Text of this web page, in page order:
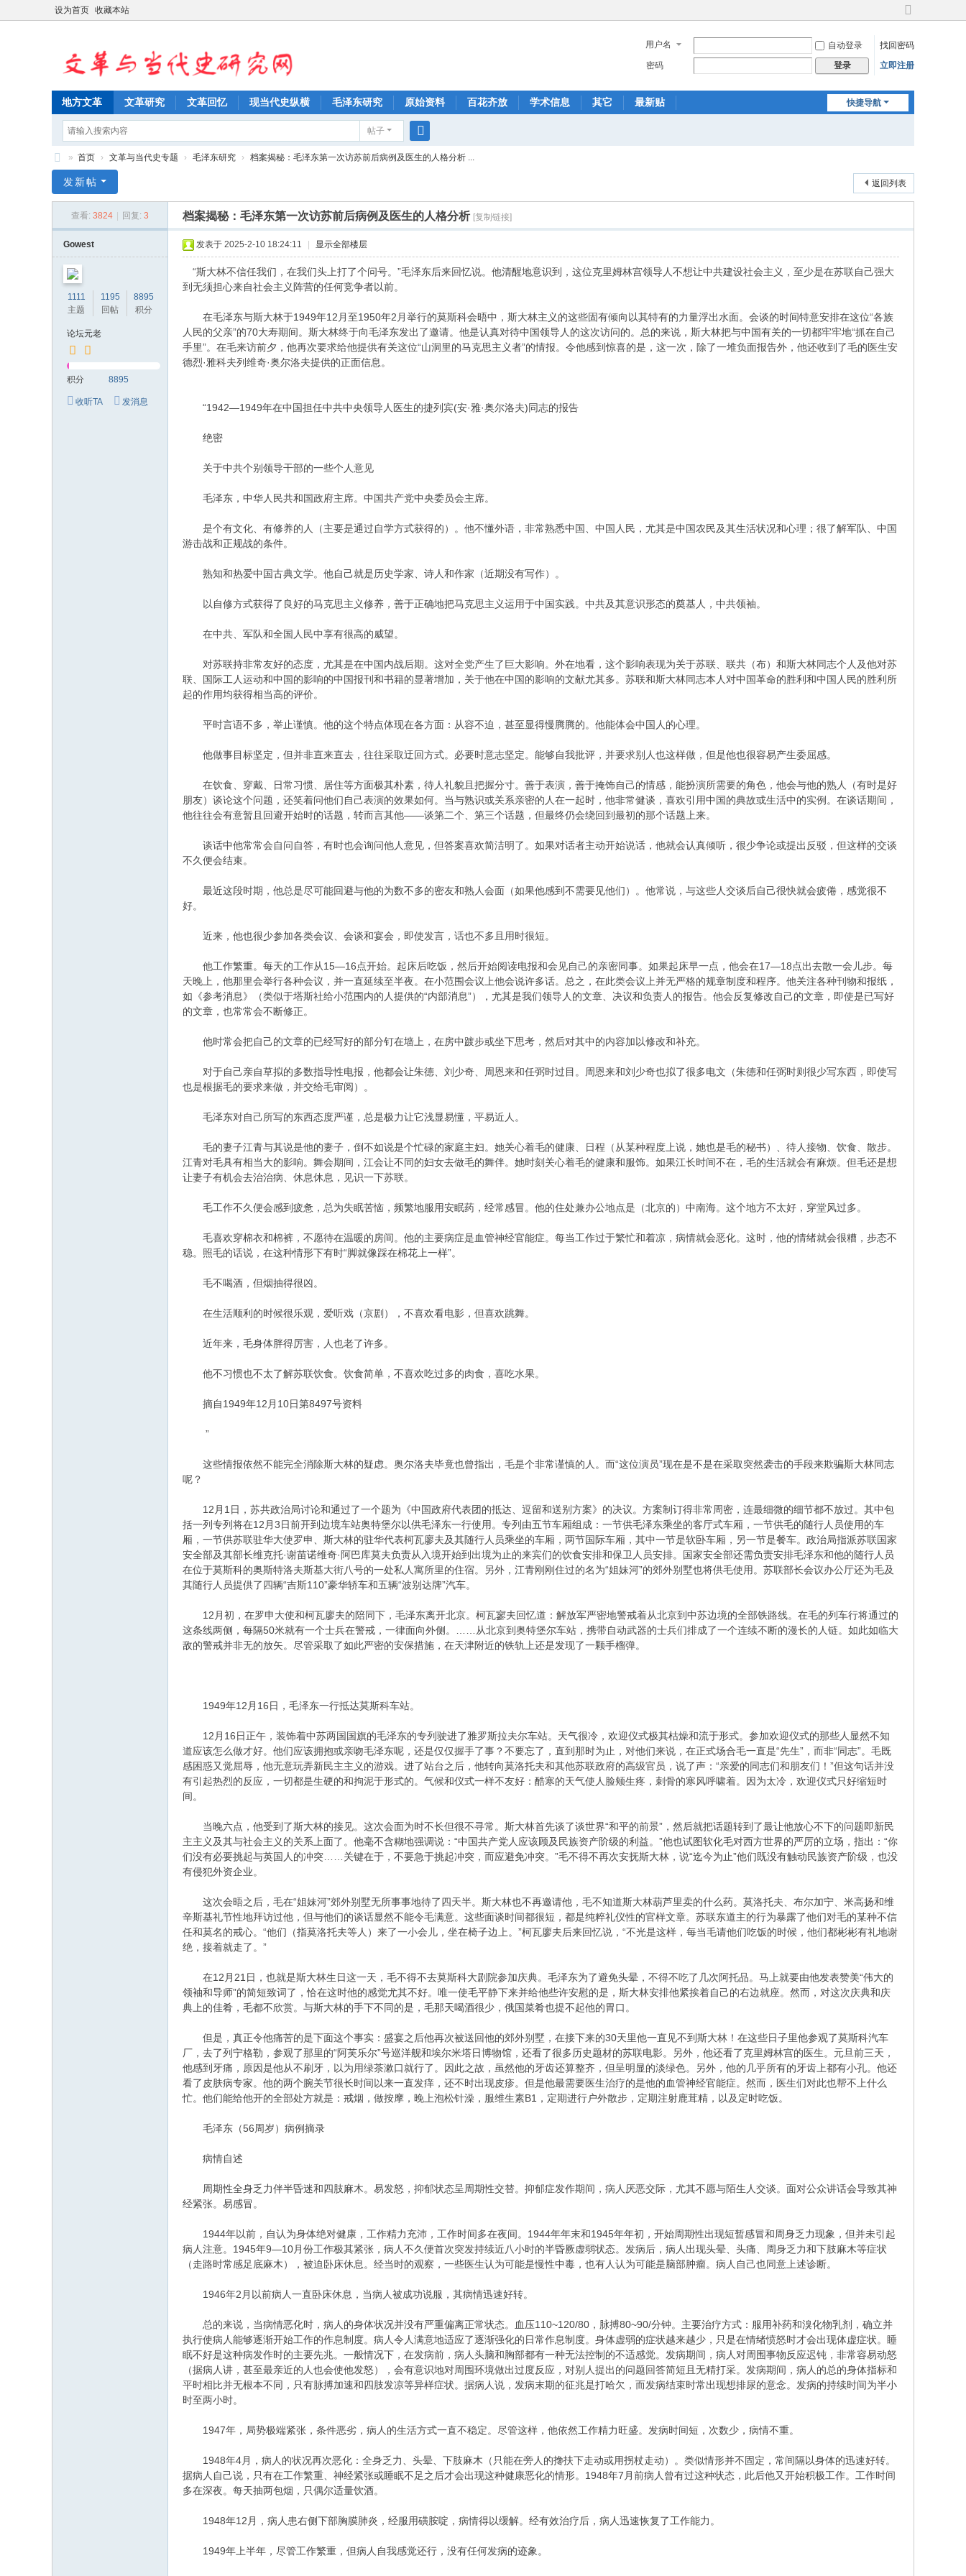
设为首页 收藏本站
切
到
宽
用户名 自动登录
找回密码
密码
登录 立即注册
快捷导航
地方文革 文革研究 文革回忆 现当代史纵横 毛泽东研究 原始资料 百花齐放 学术信息 其它 最新贴
帖子
搜
革
» 首页 › 文革与当代史专题 › 毛泽东研究 › 档案揭秘：毛泽东第一次访苏前后病例及医生的人格分析 ...
返回列表
发新帖
查看: 3824 回复: 3 档案揭秘：毛泽东第一次访苏前后病例及医生的人格分析 [复制链接]
Gowest
1111
主题
1195
回帖
8895
积分
论坛元老
积分 8895
收听TA 发消息
发表于 2025-2-10 18:24:11 显示全部楼层
“斯大林不信任我们，在我们头上打了个问号。”毛泽东后来回忆说。他清醒地意识到，这位克里姆林宫领导人不想让中共建设社会主义，至少是在苏联自己强大
到无须担心来自社会主义阵营的任何竞争者以前。
在毛泽东与斯大林于1949年12月至1950年2月举行的莫斯科会晤中，斯大林主义的这些固有倾向以其特有的力量浮出水面。会谈的时间特意安排在这位“各族
人民的父亲”的70大寿期间。斯大林终于向毛泽东发出了邀请。他是认真对待中国领导人的这次访问的。总的来说，斯大林把与中国有关的一切都牢牢地“抓在自己
手里”。在毛来访前夕，他再次要求给他提供有关这位“山洞里的马克思主义者”的情报。令他感到惊喜的是，这一次，除了一堆负面报告外，他还收到了毛的医生安
德烈·雅科夫列维奇·奥尔洛夫提供的正面信息。
“1942—1949年在中国担任中共中央领导人医生的捷列宾(安·雅·奥尔洛夫)同志的报告
绝密
关于中共个别领导干部的一些个人意见
毛泽东，中华人民共和国政府主席。中国共产党中央委员会主席。
是个有文化、有修养的人（主要是通过自学方式获得的）。他不懂外语，非常熟悉中国、中国人民，尤其是中国农民及其生活状况和心理；很了解军队、中国
游击战和正规战的条件。
熟知和热爱中国古典文学。他自己就是历史学家、诗人和作家（近期没有写作）。
以自修方式获得了良好的马克思主义修养，善于正确地把马克思主义运用于中国实践。中共及其意识形态的奠基人，中共领袖。
在中共、军队和全国人民中享有很高的威望。
对苏联持非常友好的态度，尤其是在中国内战后期。这对全党产生了巨大影响。外在地看，这个影响表现为关于苏联、联共（布）和斯大林同志个人及他对苏
联、国际工人运动和中国的影响的中国报刊和书籍的显著增加，关于他在中国的影响的文献尤其多。苏联和斯大林同志本人对中国革命的胜利和中国人民的胜利所
起的作用均获得相当高的评价。
平时言语不多，举止谨慎。他的这个特点体现在各方面：从容不迫，甚至显得慢腾腾的。他能体会中国人的心理。
他做事目标坚定，但并非直来直去，往往采取迂回方式。必要时意志坚定。能够自我批评，并要求别人也这样做，但是他也很容易产生委屈感。
在饮食、穿戴、日常习惯、居住等方面极其朴素，待人礼貌且把握分寸。善于表演，善于掩饰自己的情感，能扮演所需要的角色，他会与他的熟人（有时是好
朋友）谈论这个问题，还笑着问他们自己表演的效果如何。当与熟识或关系亲密的人在一起时，他非常健谈，喜欢引用中国的典故或生活中的实例。在谈话期间，
他往往会有意暂且回避开始时的话题，转而言其他——谈第二个、第三个话题，但最终仍会绕回到最初的那个话题上来。
谈话中他常常会自问自答，有时也会询问他人意见，但答案喜欢简洁明了。如果对话者主动开始说话，他就会认真倾听，很少争论或提出反驳，但这样的交谈
不久便会结束。
最近这段时期，他总是尽可能回避与他的为数不多的密友和熟人会面（如果他感到不需要见他们）。他常说，与这些人交谈后自己很快就会疲倦，感觉很不
好。
近来，他也很少参加各类会议、会谈和宴会，即使发言，话也不多且用时很短。
他工作繁重。每天的工作从15—16点开始。起床后吃饭，然后开始阅读电报和会见自己的亲密同事。如果起床早一点，他会在17—18点出去散一会儿步。每
天晚上，他那里会举行各种会议，并一直延续至半夜。在小范围会议上他会说许多话。总之，在此类会议上并无严格的规章制度和程序。他关注各种刊物和报纸，
如《参考消息》（类似于塔斯社给小范围内的人提供的“内部消息”），尤其是我们领导人的文章、决议和负责人的报告。他会反复修改自己的文章，即使是已写好
的文章，也常常会不断修正。
他时常会把自己的文章的已经写好的部分钉在墙上，在房中踱步或坐下思考，然后对其中的内容加以修改和补充。
对于自己亲自草拟的多数指导性电报，他都会让朱德、刘少奇、周恩来和任弼时过目。周恩来和刘少奇也拟了很多电文（朱德和任弼时则很少写东西，即使写
也是根据毛的要求来做，并交给毛审阅）。
毛泽东对自己所写的东西态度严谨，总是极力让它浅显易懂，平易近人。
毛的妻子江青与其说是他的妻子，倒不如说是个忙碌的家庭主妇。她关心着毛的健康、日程（从某种程度上说，她也是毛的秘书）、待人接物、饮食、散步。
江青对毛具有相当大的影响。舞会期间，江会让不同的妇女去做毛的舞伴。她时刻关心着毛的健康和服饰。如果江长时间不在，毛的生活就会有麻烦。但毛还是想
让妻子有机会去治治病、休息休息，见识一下苏联。
毛工作不久便会感到疲惫，总为失眠苦恼，频繁地服用安眠药，经常感冒。他的住处兼办公地点是（北京的）中南海。这个地方不太好，穿堂风过多。
毛喜欢穿棉衣和棉裤，不愿待在温暖的房间。他的主要病症是血管神经官能症。每当工作过于繁忙和着凉，病情就会恶化。这时，他的情绪就会很糟，步态不
稳。照毛的话说，在这种情形下有时“脚就像踩在棉花上一样”。
毛不喝酒，但烟抽得很凶。
在生活顺利的时候很乐观，爱听戏（京剧），不喜欢看电影，但喜欢跳舞。
近年来，毛身体胖得厉害，人也老了许多。
他不习惯也不太了解苏联饮食。饮食简单，不喜欢吃过多的肉食，喜吃水果。
摘自1949年12月10日第8497号资料
”
这些情报依然不能完全消除斯大林的疑虑。奥尔洛夫毕竟也曾指出，毛是个非常谨慎的人。而“这位演员”现在是不是在采取突然袭击的手段来欺骗斯大林同志
呢？
12月1日，苏共政治局讨论和通过了一个题为《中国政府代表团的抵达、逗留和送别方案》的决议。方案制订得非常周密，连最细微的细节都不放过。其中包
括一列专列将在12月3日前开到边境车站奥特堡尔以供毛泽东一行使用。专列由五节车厢组成：一节供毛泽东乘坐的客厅式车厢，一节供毛的随行人员使用的车
厢，一节供苏联驻华大使罗申、斯大林的驻华代表柯瓦廖夫及其随行人员乘坐的车厢，两节国际车厢，其中一节是软卧车厢，另一节是餐车。政治局指派苏联国家
安全部及其部长维克托·谢苗诺维奇·阿巴库莫夫负责从入境开始到出境为止的来宾们的饮食安排和保卫人员安排。国家安全部还需负责安排毛泽东和他的随行人员
在位于莫斯科的奥斯特洛夫斯基大街八号的一处私人寓所里的住宿。另外，江青刚刚住过的名为“姐妹河”的郊外别墅也将供毛使用。苏联部长会议办公厅还为毛及
其随行人员提供了四辆“吉斯110”豪华轿车和五辆“波别达牌”汽车。
12月初，在罗申大使和柯瓦廖夫的陪同下，毛泽东离开北京。柯瓦寥夫回忆道：解放军严密地警戒着从北京到中苏边境的全部铁路线。在毛的列车行将通过的
这条线两侧，每隔50米就有一个士兵在警戒，一律面向外侧。……从北京到奥特堡尔车站，携带自动武器的士兵们排成了一个连续不断的漫长的人链。如此如临大
敌的警戒并非无的放矢。尽管采取了如此严密的安保措施，在天津附近的铁轨上还是发现了一颗手榴弹。
1949年12月16日，毛泽东一行抵达莫斯科车站。
12月16日正午，装饰着中苏两国国旗的毛泽东的专列驶进了雅罗斯拉夫尔车站。天气很冷，欢迎仪式极其枯燥和流于形式。参加欢迎仪式的那些人显然不知
道应该怎么做才好。他们应该拥抱或亲吻毛泽东呢，还是仅仅握手了事？不要忘了，直到那时为止，对他们来说，在正式场合毛一直是“先生”，而非“同志”。毛既
感困惑又觉屈辱，他无意玩弄新民主主义的游戏。进了站台之后，他转向莫洛托夫和其他苏联政府的高级官员，说了声：“亲爱的同志们和朋友们！”但这句话并没
有引起热烈的反应，一切都是生硬的和拘泥于形式的。气候和仪式一样不友好：酷寒的天气使人脸颊生疼，刺骨的寒风呼啸着。因为太冷，欢迎仪式只好缩短时
间。
当晚六点，他受到了斯大林的接见。这次会面为时不长但很不寻常。斯大林首先谈了谈世界“和平的前景”，然后就把话题转到了最让他放心不下的问题即新民
主主义及其与社会主义的关系上面了。他毫不含糊地强调说：“中国共产党人应该顾及民族资产阶级的利益。”他也试图软化毛对西方世界的严厉的立场，指出：“你
们没有必要挑起与英国人的冲突……关键在于，不要急于挑起冲突，而应避免冲突。”毛不得不再次安抚斯大林，说“迄今为止”他们既没有触动民族资产阶级，也没
有侵犯外资企业。
这次会晤之后，毛在“姐妹河”郊外别墅无所事事地待了四天半。斯大林也不再邀请他，毛不知道斯大林葫芦里卖的什么药。莫洛托夫、布尔加宁、米高扬和维
辛斯基礼节性地拜访过他，但与他们的谈话显然不能令毛满意。这些面谈时间都很短，都是纯粹礼仪性的官样文章。苏联东道主的行为暴露了他们对毛的某种不信
任和莫名的戒心。“他们（指莫洛托夫等人）来了一小会儿，坐在椅子边上。”柯瓦廖夫后来回忆说，“不光是这样，每当毛请他们吃饭的时候，他们都彬彬有礼地谢
绝，接着就走了。”
在12月21日，也就是斯大林生日这一天，毛不得不去莫斯科大剧院参加庆典。毛泽东为了避免头晕，不得不吃了几次阿托品。马上就要由他发表赞美“伟大的
领袖和导师”的简短致词了，恰在这时他的感觉尤其不好。唯一使毛平静下来并给他些许安慰的是，斯大林安排他紧挨着自己的右边就座。然而，对这次庆典和庆
典上的佳肴，毛都不欣赏。与斯大林的手下不同的是，毛那天喝酒很少，俄国菜肴也提不起他的胃口。
但是，真正令他痛苦的是下面这个事实：盛宴之后他再次被送回他的郊外别墅，在接下来的30天里他一直见不到斯大林！在这些日子里他参观了莫斯科汽车
厂，去了列宁格勒，参观了那里的“阿芙乐尔”号巡洋舰和埃尔米塔日博物馆，还看了很多历史题材的苏联电影。另外，他还看了克里姆林宫的医生。元旦前三天，
他感到牙痛，原因是他从不刷牙，以为用绿茶漱口就行了。因此之故，虽然他的牙齿还算整齐，但呈明显的淡绿色。另外，他的几乎所有的牙齿上都有小孔。他还
看了皮肤病专家。他的两个腕关节很长时间以来一直发痒，还不时出现皮疹。但是他最需要医生治疗的是他的血管神经官能症。然而，医生们对此也帮不上什么
忙。他们能给他开的全部处方就是：戒烟，做按摩，晚上泡松针澡，服维生素B1，定期进行户外散步，定期注射鹿茸精，以及定时吃饭。
毛泽东（56周岁）病例摘录
病情自述
周期性全身乏力伴半昏迷和四肢麻木。易发怒，抑郁状态呈周期性交替。抑郁症发作期间，病人厌恶交际，尤其不愿与陌生人交谈。面对公众讲话会导致其神
经紧张。易感冒。
1944年以前，自认为身体绝对健康，工作精力充沛，工作时间多在夜间。1944年年末和1945年年初，开始周期性出现短暂感冒和周身乏力现象，但并未引起
病人注意。1945年9—10月份工作极其紧张，病人不久便首次突发持续近八小时的半昏厥虚弱状态。发病后，病人出现头晕、头痛、周身乏力和下肢麻木等症状
（走路时常感足底麻木），被迫卧床休息。经当时的观察，一些医生认为可能是慢性中毒，也有人认为可能是脑部肿瘤。病人自己也同意上述诊断。
1946年2月以前病人一直卧床休息，当病人被成功说服，其病情迅速好转。
总的来说，当病情恶化时，病人的身体状况并没有严重偏离正常状态。血压110~120/80，脉搏80~90/分钟。主要治疗方式：服用补药和溴化物乳剂，确立并
执行使病人能够逐渐开始工作的作息制度。病人令人满意地适应了逐渐强化的日常作息制度。身体虚弱的症状越来越少，只是在情绪愤怒时才会出现体虚症状。睡
眠不好是这种病发作时的主要先兆。一般情况下，在发病前，病人头脑和胸部都有一种无法控制的不适感觉。发病期间，病人对周围事物反应迟钝，非常容易动怒
（据病人讲，甚至最亲近的人也会使他发怒），会有意识地对周围环境做出过度反应，对别人提出的问题回答简短且无精打采。发病期间，病人的总的身体指标和
平时相比并无根本不同，只有脉搏加速和四肢发凉等异样症状。据病人说，发病末期的征兆是打哈欠，而发病结束时常出现想排尿的意念。发病的持续时间为半小
时至两小时。
1947年，局势极端紧张，条件恶劣，病人的生活方式一直不稳定。尽管这样，他依然工作精力旺盛。发病时间短，次数少，病情不重。
1948年4月，病人的状况再次恶化：全身乏力、头晕、下肢麻木（只能在旁人的搀扶下走动或用拐杖走动）。类似情形并不固定，常间隔以身体的迅速好转。
据病人自己说，只有在工作繁重、神经紧张或睡眠不足之后才会出现这种健康恶化的情形。1948年7月前病人曾有过这种状态，此后他又开始积极工作。工作时间
多在深夜。每天抽两包烟，只偶尔适量饮酒。
1948年12月，病人患右侧下部胸膜肺炎，经服用磺胺啶，病情得以缓解。经有效治疗后，病人迅速恢复了工作能力。
1949年上半年，尽管工作繁重，但病人自我感觉还行，没有任何发病的迹象。